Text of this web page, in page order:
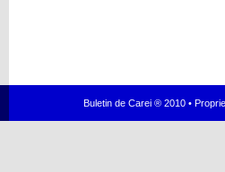
Buletin de Carei ® 2010 •